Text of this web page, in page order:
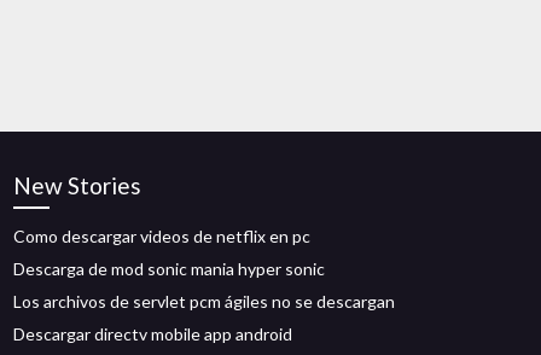
New Stories
Como descargar videos de netflix en pc
Descarga de mod sonic mania hyper sonic
Los archivos de servlet pcm ágiles no se descargan
Descargar directv mobile app android